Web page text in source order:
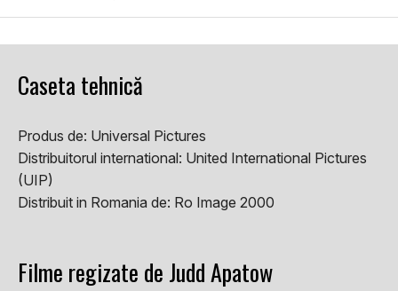
Caseta tehnică
Produs de: Universal Pictures
Distribuitorul international: United International Pictures
(UIP)
Distribuit in Romania de: Ro Image 2000
Filme regizate de Judd Apatow